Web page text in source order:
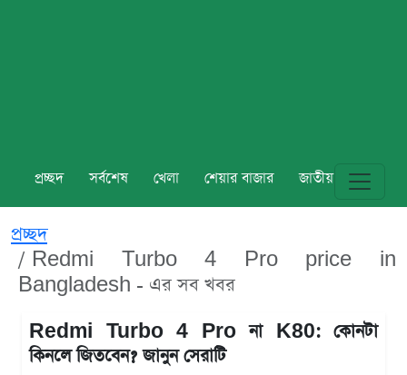
প্রচ্ছদ সর্বশেষ খেলা শেয়ার বাজার জাতীয় বিশ্ব
প্রচ্ছদ
Redmi Turbo 4 Pro price in
Bangladesh - এর সব খবর
Redmi Turbo 4 Pro না K80: কোনটা
কিনলে জিতবেন? জানুন সেরাটি